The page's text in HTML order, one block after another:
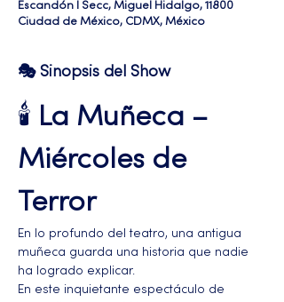
Escandón I Secc, Miguel Hidalgo, 11800
Ciudad de México, CDMX, México
🎭 Sinopsis del Show
🕯️ La Muñeca –
Miércoles de
Terror
En lo profundo del teatro, una antigua
muñeca guarda una historia que nadie
ha logrado explicar.
En este inquietante espectáculo de